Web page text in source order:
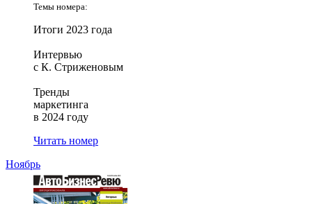
Темы номера:
Итоги 2023 года
Интервью
с К. Стриженовым
Тренды
маркетинга
в 2024 году
Читать номер
Ноябрь